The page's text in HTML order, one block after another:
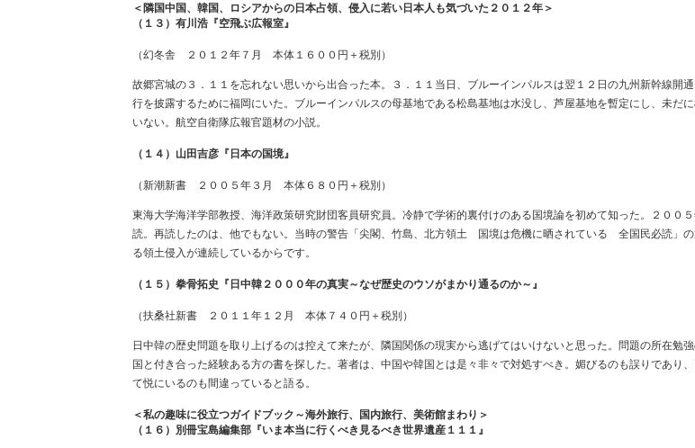
＜隣国中国、韓国、ロシアからの日本占領、侵入に若い日本人も気づいた２０１２年＞
（１３）有川浩『空飛ぶ広報室』
（幻冬舎 ２０１２年７月 本体１６００円＋税別）
故郷宮城の３．１１を忘れない思いから出合った本。３．１１当日、ブルーインパルスは翌１２日の九州新幹線開
行を披露するために福岡にいた。ブルーインパルスの母基地である松島基地は水没し、芦屋基地を暫定にし、未だ
いない。航空自衛隊広報官題材の小説。
（１４）山田吉彦『日本の国境』
（新潮新書 ２００５年３月 本体６８０円＋税別）
東海大学海洋学部教授、海洋政策研究財団客員研究員。冷静で学術的裏付けのある国境論を初めて知った。２００
読。再読したのは、他でもない。当時の警告「尖閣、竹島、北方領土 国境は危機に晒されている 全国民必読」の
る領土侵入が連続しているからです。
（１５）拳骨拓史『日中韓２０００年の真実～なぜ歴史のウソがまかり通るのか～』
（扶桑社新書 ２０１１年１２月 本体７４０円＋税別）
日中韓の歴史問題を取り上げるのは控えて来たが、隣国関係の現実から逃げてはいけないと思った。問題の所在勉
国と付き合った経験ある方の書を探した。著者は、中国や韓国とは是々非々で対処すべき。媚びるのも誤りであり
て悦にいるのも間違っていると語る。
＜私の趣味に役立つガイドブック～海外旅行、国内旅行、美術館まわり＞
（１６）別冊宝島編集部『いま本当に行くべき見るべき世界遺産１１１』